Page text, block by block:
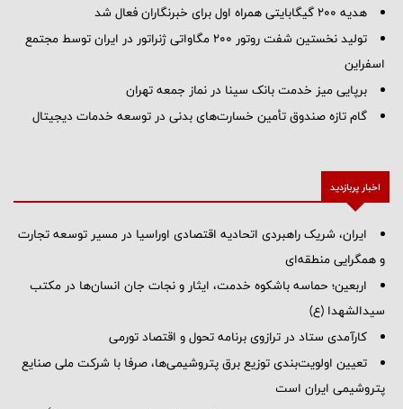
هدیه ۲۰۰ گیگابایتی همراه اول برای خبرنگاران فعال شد
تولید نخستین شفت روتور ۲۰۰ مگاواتی ژنراتور در ایران توسط مجتمع
اسفراین
برپایی میز خدمت بانک سینا در نماز جمعه تهران
گام تازه صندوق تأمین خسارت‌های بدنی در توسعه خدمات دیجیتال
اخبار پربازدید
ایران، شریک راهبردی اتحادیه اقتصادی اوراسیا در مسیر توسعه تجارت
و همگرایی منطقه‌ای
اربعین؛ حماسه باشکوه خدمت، ایثار و نجات جان انسان‌ها در مکتب
سیدالشهدا (ع)
کارآمدی ستاد در ترازوی برنامه تحول و اقتصاد تورمی
تعیین اولویت‌بندی توزیع برق پتروشیمی‌ها، صرفا با شرکت ملی صنایع
پتروشیمی ایران است